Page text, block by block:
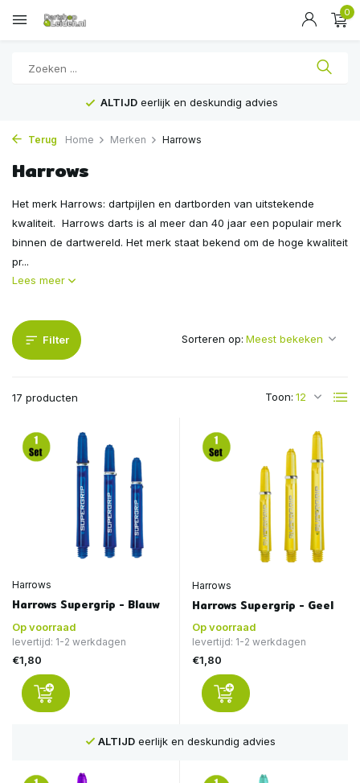
0
ALTIJD eerlijk en deskundig advies
Terug Home Merken Harrows
Harrows
Het merk Harrows: dartpijlen en dartborden van uitstekende
kwaliteit. Harrows darts is al meer dan 40 jaar een populair merk
binnen de dartwereld. Het merk staat bekend om de hoge kwaliteit
pr...
Lees meer
Filter
17 producten Toon:
Sorteren op:
Harrows
Harrows Supergrip - Blauw
Op voorraad
levertijd: 1-2 werkdagen
€1,80
Harrows
Harrows Supergrip - Geel
Op voorraad
levertijd: 1-2 werkdagen
€1,80
ALTIJDeerlijk en deskundig advies